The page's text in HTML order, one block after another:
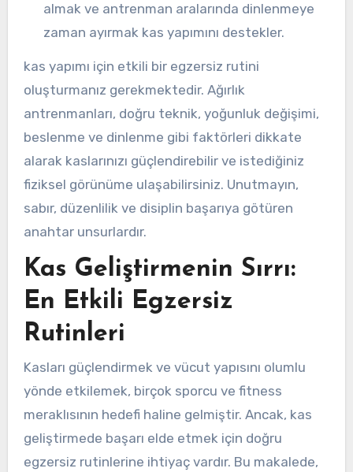
almak ve antrenman aralarında dinlenmeye
zaman ayırmak kas yapımını destekler.
kas yapımı için etkili bir egzersiz rutini
oluşturmanız gerekmektedir. Ağırlık
antrenmanları, doğru teknik, yoğunluk değişimi,
beslenme ve dinlenme gibi faktörleri dikkate
alarak kaslarınızı güçlendirebilir ve istediğiniz
fiziksel görünüme ulaşabilirsiniz. Unutmayın,
sabır, düzenlilik ve disiplin başarıya götüren
anahtar unsurlardır.
Kas Geliştirmenin Sırrı:
En Etkili Egzersiz
Rutinleri
Kasları güçlendirmek ve vücut yapısını olumlu
yönde etkilemek, birçok sporcu ve fitness
meraklısının hedefi haline gelmiştir. Ancak, kas
geliştirmede başarı elde etmek için doğru
egzersiz rutinlerine ihtiyaç vardır. Bu makalede,